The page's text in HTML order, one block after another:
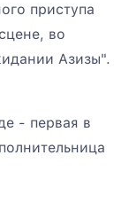
приступа
во
Азизы".
- первая в